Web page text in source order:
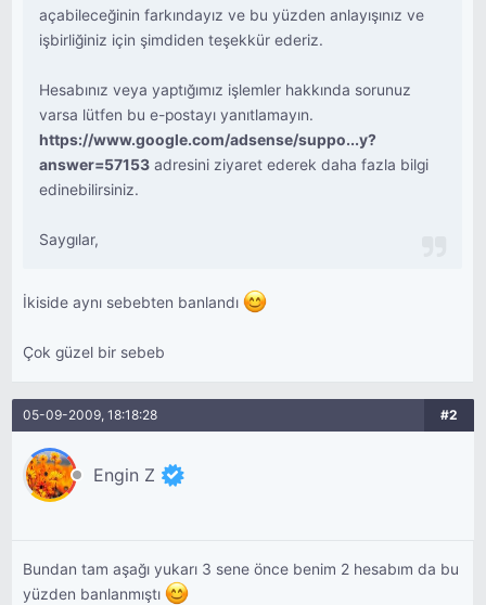
açabileceğinin farkındayız ve bu yüzden anlayışınız ve
işbirliğiniz için şimdiden teşekkür ederiz.
Hesabınız veya yaptığımız işlemler hakkında sorunuz
varsa lütfen bu e-postayı yanıtlamayın.
https://www.google.com/adsense/suppo...y?
answer=57153 adresini ziyaret ederek daha fazla bilgi
edinebilirsiniz.
Saygılar,
İkiside aynı sebebten banlandı
Çok güzel bir sebeb
05-09-2009, 18:18:28 #2
Engin Z
Bundan tam aşağı yukarı 3 sene önce benim 2 hesabım da bu
yüzden banlanmıştı